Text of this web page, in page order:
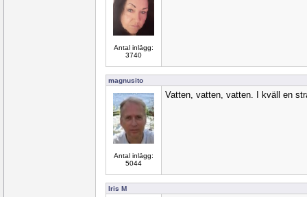
Antal inlägg:
3740
magnusito
Antal inlägg:
5044
Vatten, vatten, vatten. I kväll en
Iris M